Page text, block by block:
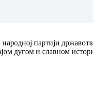
партији
дугом и славном